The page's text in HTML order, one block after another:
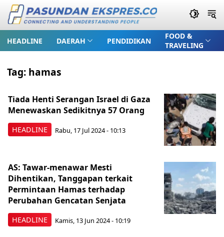
HEADLINE DAERAH PENDIDIKAN
FOOD &
TRAVELING
Tag: hamas
HEADLINE
Tiada Henti Serangan Israel di Gaza
Menewaskan Sedikitnya 57 Orang
Rabu, 17 Jul 2024 - 10:13
HEADLINE
AS: Tawar-menawar Mesti
Dihentikan, Tanggapan terkait
Permintaan Hamas terhadap
Perubahan Gencatan Senjata
Kamis, 13 Jun 2024 - 10:19